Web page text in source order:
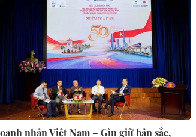
nhân Việt Nam – Gìn giữ bản sắc,